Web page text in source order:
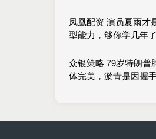
凤凰配资 演员夏雨才
型能力，够你学几年
众银策略 79岁特朗普
体完美，淤青是因握